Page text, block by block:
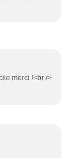
merci !<br />